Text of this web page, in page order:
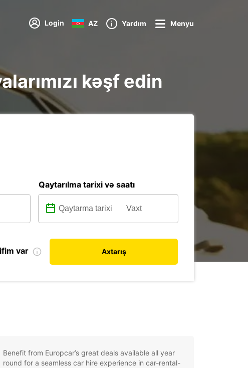
Login AZ Yardım Menyu
kəşf edin
Qaytarılma tarixi və saatı
var Axtarış
Benefit from Europcar’s great deals available all year
round for a seamless car hire experience in car-rental-